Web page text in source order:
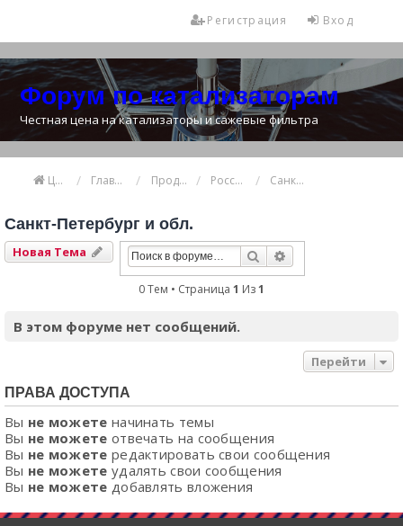
Вход
Регистрация
Форум по катализаторам
Честная цена на катализаторы и сажевые фильтра
Цена катализатора Главная Продажа и покупка катализаторов Россия Санкт-Петербург и обл.
Санкт-Петербург и обл.
Новая Тема Поиск
0 Тем • Страница 1 Из1
В этом форуме нет сообщений.
Перейти
ПРАВА ДОСТУПА
Вы не можете начинать темы
Вы не можете отвечать на сообщения
Вы не можете редактировать свои сообщения
Вы не можете удалять свои сообщения
Вы не можете добавлять вложения